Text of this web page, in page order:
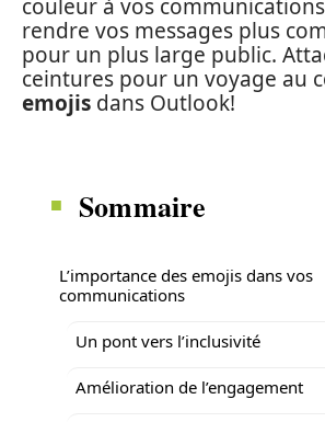
couleur à vos
rendre vos messages plus
pour un plus large public.
ceintures pour un voyage au
emojis dans Outlook!
Sommaire
L’importance des emojis dans vos
communications
Un pont vers l’inclusivité
Amélioration de l’engagement